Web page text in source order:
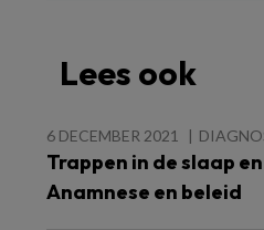
Lees ook
6 DECEMBER 2021
Trappen in de slaap
Anamnese en beleid